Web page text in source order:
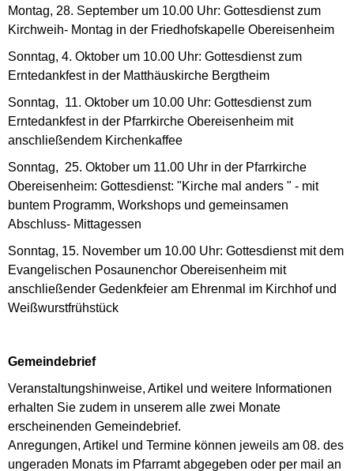
Montag, 28. September um 10.00 Uhr: Gottesdienst zum
Kirchweih- Montag in der Friedhofskapelle Obereisenheim
Sonntag, 4. Oktober um 10.00 Uhr: Gottesdienst zum
Erntedankfest in der Matthäuskirche Bergtheim
Sonntag, 11. Oktober um 10.00 Uhr: Gottesdienst zum
Erntedankfest in der Pfarrkirche Obereisenheim mit
anschließendem Kirchenkaffee
Sonntag, 25. Oktober um 11.00 Uhr in der Pfarrkirche
Obereisenheim: Gottesdienst: "Kirche mal anders " - mit
buntem Programm, Workshops und gemeinsamen
Abschluss- Mittagessen
Sonntag, 15. November um 10.00 Uhr: Gottesdienst mit dem
Evangelischen Posaunenchor Obereisenheim mit
anschließender Gedenkfeier am Ehrenmal im Kirchhof und
Weißwurstfrühstück
Gemeindebrief
Veranstaltungshinweise, Artikel und weitere Informationen
erhalten Sie zudem in unserem alle zwei Monate
erscheinenden Gemeindebrief.
Anregungen, Artikel und Termine können jeweils am 08. des
ungeraden Monats im Pfarramt abgegeben oder per mail an